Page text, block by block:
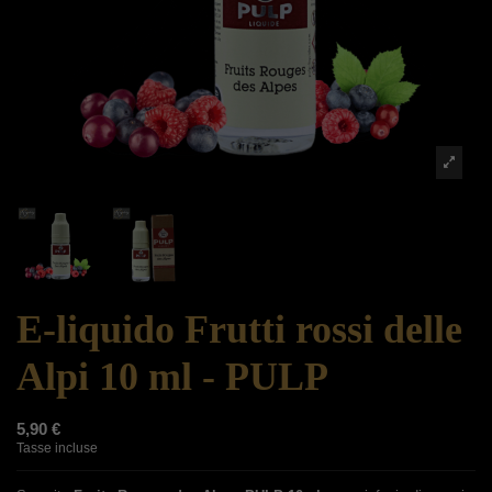
E-liquido Frutti rossi delle
Alpi 10 ml - PULP
5,90 €
Tasse incluse